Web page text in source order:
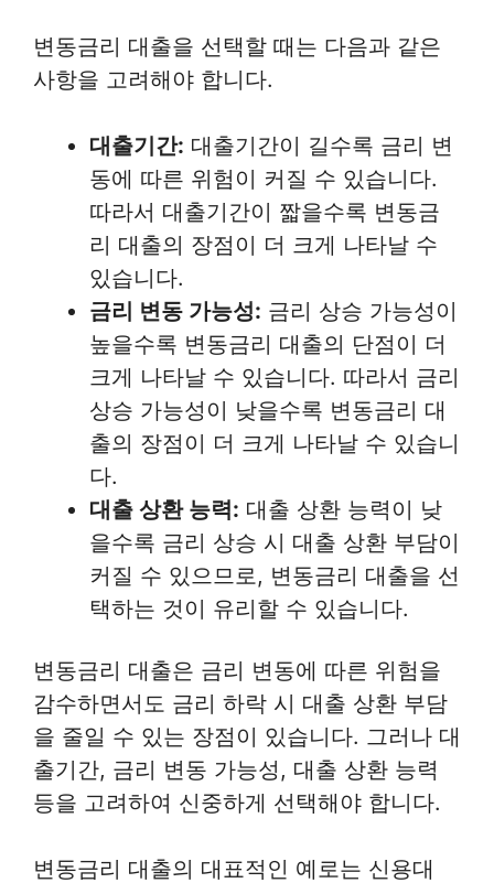
변동금리 대출을 선택할 때는 다음과 같은
사항을 고려해야 합니다.
대출기간: 대출기간이 길수록 금리 변
동에 따른 위험이 커질 수 있습니다.
따라서 대출기간이 짧을수록 변동금
리 대출의 장점이 더 크게 나타날 수
있습니다.
금리 변동 가능성: 금리 상승 가능성이
높을수록 변동금리 대출의 단점이 더
크게 나타날 수 있습니다. 따라서 금리
상승 가능성이 낮을수록 변동금리 대
출의 장점이 더 크게 나타날 수 있습니
다.
대출 상환 능력: 대출 상환 능력이 낮
을수록 금리 상승 시 대출 상환 부담이
커질 수 있으므로, 변동금리 대출을 선
택하는 것이 유리할 수 있습니다.
변동금리 대출은 금리 변동에 따른 위험을
감수하면서도 금리 하락 시 대출 상환 부담
을 줄일 수 있는 장점이 있습니다. 그러나 대
출기간, 금리 변동 가능성, 대출 상환 능력
등을 고려하여 신중하게 선택해야 합니다.
변동금리 대출의 대표적인 예로는 신용대